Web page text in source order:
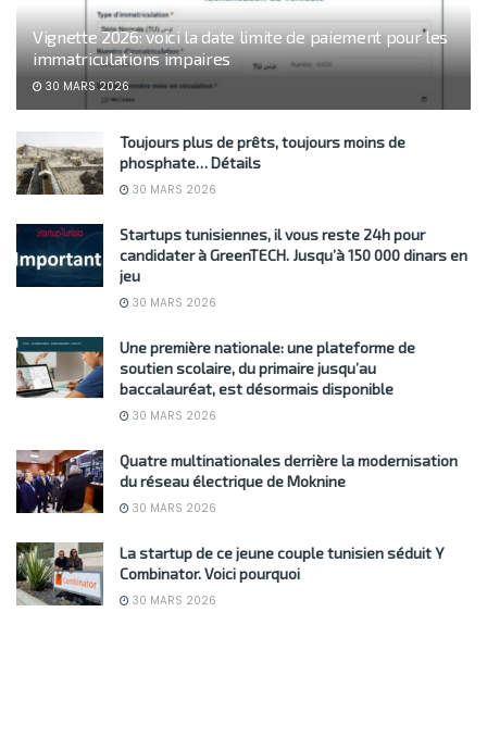
Vignette 2026: voici la date limite de paiement pour les
immatriculations impaires
30 MARS 2026
Toujours plus de prêts, toujours moins de
phosphate… Détails
30 MARS 2026
Startups tunisiennes, il vous reste 24h pour
candidater à GreenTECH. Jusqu’à 150 000 dinars en
jeu
30 MARS 2026
Une première nationale: une plateforme de
soutien scolaire, du primaire jusqu’au
baccalauréat, est désormais disponible
30 MARS 2026
Quatre multinationales derrière la modernisation
du réseau électrique de Moknine
30 MARS 2026
La startup de ce jeune couple tunisien séduit Y
Combinator. Voici pourquoi
30 MARS 2026